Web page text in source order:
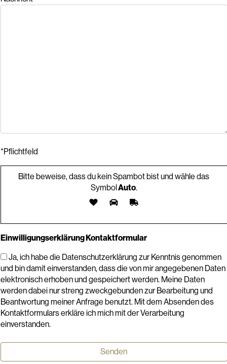
*Pflichtfeld
Bitte beweise, dass du kein Spambot bist und wähle das
SymbolAuto.
Einwilligungserklärung Kontaktformular
Ja, ich habe die Datenschutzerklärung zur Kenntnis genommen
und bin damit einverstanden, dass die von mir angegebenen Daten
elektronisch erhoben und gespeichert werden. Meine Daten
werden dabei nur streng zweckgebunden zur Bearbeitung und
Beantwortung meiner Anfrage benutzt. Mit dem Absenden des
Kontaktformulars erkläre ich mich mit der Verarbeitung
einverstanden.